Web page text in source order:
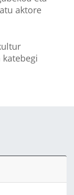
aktore